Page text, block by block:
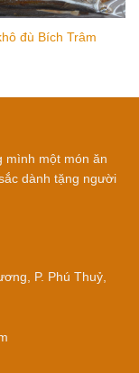
đù Bích Trâm
mình một món ăn
dành tặng người
P. Phú Thuỷ,